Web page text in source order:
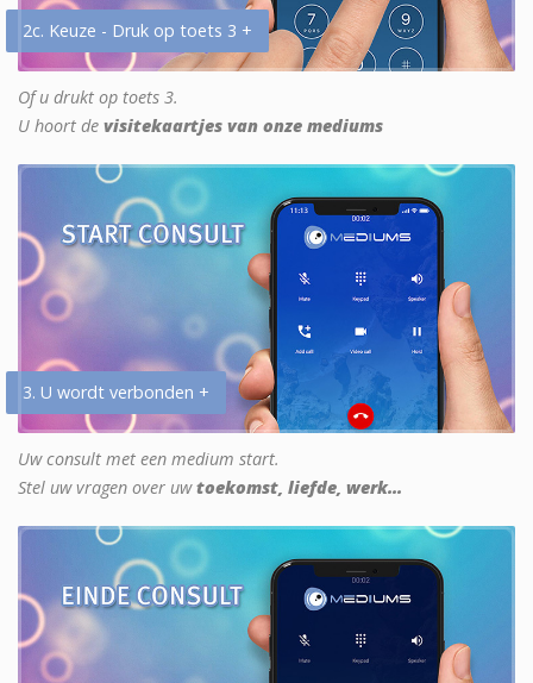
2c. Keuze - Druk op toets 3 +
Of u drukt op toets 3.
U hoort de visitekaartjes van onze mediums
3. U wordt verbonden +
Uw consult met een medium start.
Stel uw vragen over uwtoekomst, liefde, werk...